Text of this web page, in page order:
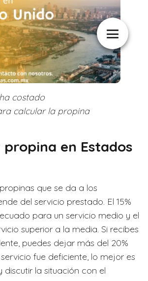
costado
calcular la propina
propina en Estados
que se da a los
del servicio prestado. El 15%
para un servicio medio y el
superior a la media. Si recibes
puedes dejar más del 20%
fue deficiente, lo mejor es
la situación con el